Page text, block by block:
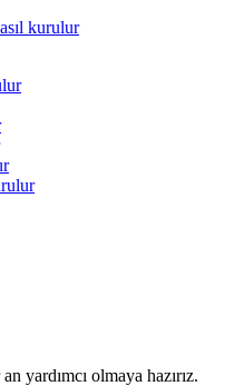
kurulur
yardımcı olmaya hazırız.